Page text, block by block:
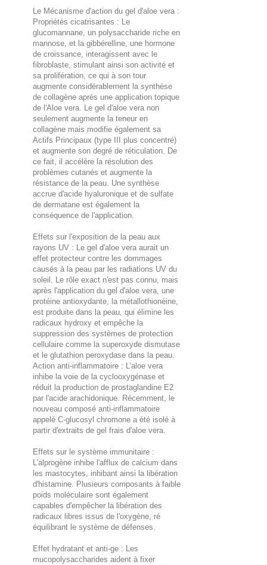
Le Mécanisme d'action du gel d'aloe vera :
Propriétés cicatrisantes : Le
glucomannane, un polysaccharide riche en
mannose, et la gibbérelline, une hormone
de croissance, interagissent avec le
fibroblaste, stimulant ainsi son activité et
sa prolifération, ce qui à son tour
augmente considérablement la synthèse
de collagène après une application topique
de l'Aloe vera. Le gel d'aloe vera non
seulement augmente la teneur en
collagène mais modifie également sa
Actifs Principaux (type III plus concentré)
et augmente son degré de réticulation. De
ce fait, il accélère la résolution des
problèmes cutanés et augmente la
résistance de la peau. Une synthèse
accrue d'acide hyaluronique et de sulfate
de dermatane est également la
conséquence de l'application.
Effets sur l'exposition de la peau aux
rayons UV : Le gel d'aloe vera aurait un
effet protecteur contre les dommages
causés à la peau par les radiations UV du
soleil. Le rôle exact n'est pas connu, mais
après l'application du gel d'aloe vera, une
protéine antioxydante, la métallothionéine,
est produite dans la peau, qui élimine les
radicaux hydroxy et empêche la
suppression des systèmes de protection
cellulaire comme la superoxyde dismutase
et le glutathion peroxydase dans la peau.
Action anti-inflammatoire : L'aloe vera
inhibe la voie de la cyclooxygénase et
réduit la production de prostaglandine E2
par l'acide arachidonique. Récemment, le
nouveau composé anti-inflammatoire
appelé C-glucosyl chromone a été isolé à
partir d'extraits de gel frais d'aloe vera.
Effets sur le système immunitaire :
L'alprogène inhibe l'afflux de calcium dans
les mastocytes, inhibant ainsi la libération
d'histamine. Plusieurs composants à faible
poids moléculaire sont également
capables d'empêcher la libération des
radicaux libres issus de l'oxygène, ré
équilibrant le système de défenses.
Effet hydratant et anti-ge : Les
mucopolysaccharides aident à fixer